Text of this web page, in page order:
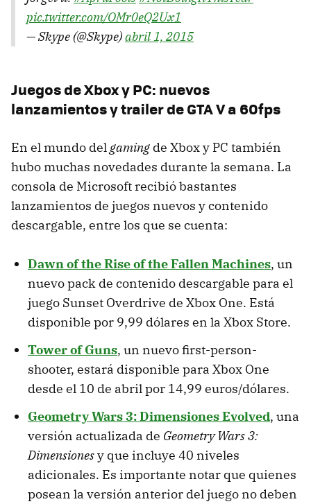
pic.twitter.com/OMr0eQ2Ux1
— Skype (@Skype)abril 1, 2015
Juegos de Xbox y PC: nuevos
lanzamientos y trailer de GTA V a 60fps
En el mundo delgaming de Xbox y PC también
hubo muchas novedades durante la semana. La
consola de Microsoft recibió bastantes
lanzamientos de juegos nuevos y contenido
descargable, entre los que se cuenta:
Dawn of the Rise of the Fallen Machines, un
nuevo pack de contenido descargable para el
juego Sunset Overdrive de Xbox One. Está
disponible por 9,99 dólares en la Xbox Store.
Tower of Guns, un nuevo first-person-
shooter, estará disponible para Xbox One
desde el 10 de abril por 14,99 euros/dólares.
Geometry Wars 3: Dimensiones Evolved, una
versión actualizada de Geometry Wars 3:
Dimensionesy que incluye 40 niveles
adicionales. Es importante notar que quienes
posean la versión anterior del juego no deben